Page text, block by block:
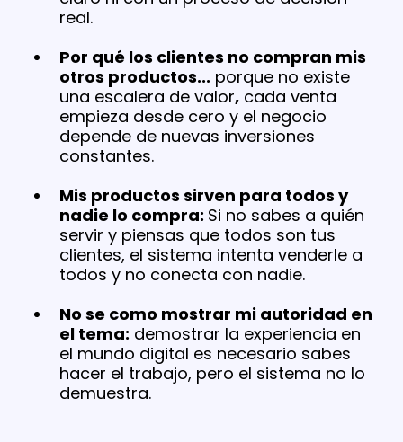
real.
Por qué los clientes no compran mis
otros productos... porque no existe
una escalera de valor, cada venta
empieza desde cero y el negocio
depende de nuevas inversiones
constantes.
Mis productos sirven​ para todos y
nadie lo compra: Si no sabes a quién
servir y piensas que todos son tus
clientes, el sistema intenta venderle a
todos y no conecta con nadie.
No se como mostrar mi autoridad en
el tema: demostrar la experiencia en
el mundo digital es necesario sabes
hacer el trabajo, pero el sistema no lo
demuestra.